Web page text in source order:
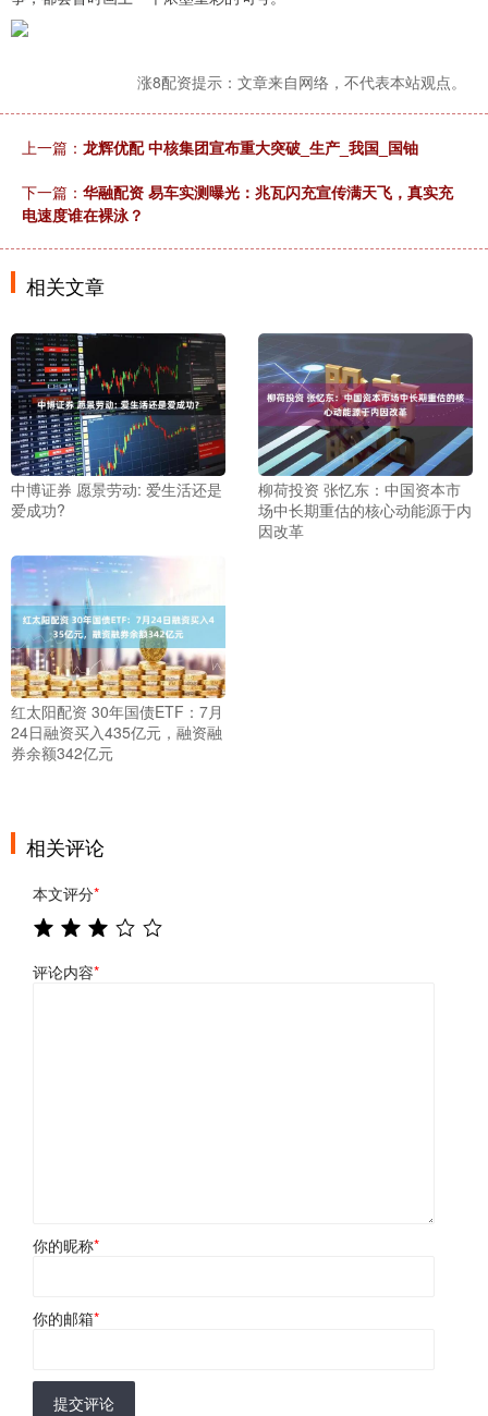
涨8配资提示：文章来自网络，不代表本站观点。
上一篇： 龙辉优配 中核集团宣布重大突破_生产_我国_国铀
下一篇： 华融配资 易车实测曝光：兆瓦闪充宣传满天飞，真实充
电速度谁在裸泳？
相关文章
中博证券 愿景劳动: 爱生活还是
爱成功?
柳荷投资 张忆东：中国资本市
场中长期重估的核心动能源于内
因改革
红太阳配资 30年国债ETF：7月
24日融资买入435亿元，融资融
券余额342亿元
相关评论
本文评分*
评论内容*
你的昵称*
你的邮箱*
提交评论